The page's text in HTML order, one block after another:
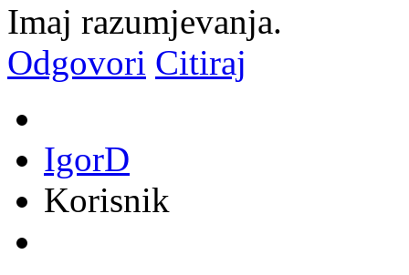
Imaj razumjevanja.
Odgovori Citiraj
IgorD
Korisnik